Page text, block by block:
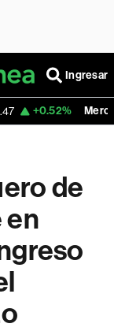
Ingresar
MercadoLibre
de
en